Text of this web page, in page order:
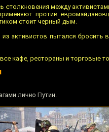
столкновения между
против
стоит черный дым.
активистов пытался бросить
кафе, рестораны и торговые
лично Путин.